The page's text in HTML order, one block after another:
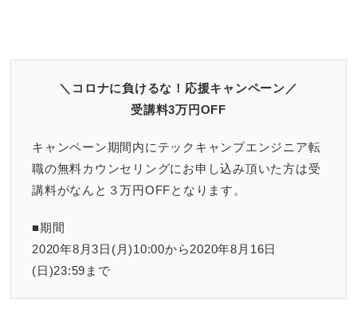
＼コロナに負けるな！応援キャンペーン／
受講料3万円OFF
キャンペーン期間内にテックキャンプエンジニア転
職の無料カウンセリングにお申し込み頂いた方は受
講料がなんと３万円OFFとなります。
■期間
2020年8月3日(月)10:00から2020年8月16日
(日)23:59まで